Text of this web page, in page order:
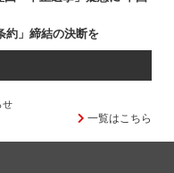
約」締結の決断を
せ
一覧はこちら